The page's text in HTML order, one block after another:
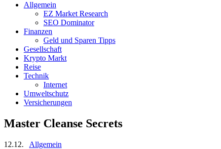
Allgemein
EZ Market Research
SEO Dominator
Finanzen
Geld und Sparen Tipps
Gesellschaft
Krypto Markt
Reise
Technik
Internet
Umweltschutz
Versicherungen
Master Cleanse Secrets
12.12. Allgemein